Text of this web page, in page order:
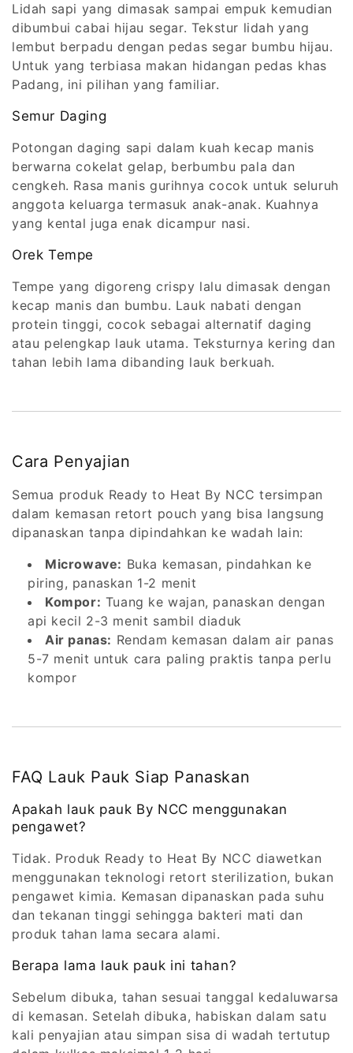
Lidah sapi yang dimasak sampai empuk kemudian
dibumbui cabai hijau segar. Tekstur lidah yang
lembut berpadu dengan pedas segar bumbu hijau.
Untuk yang terbiasa makan hidangan pedas khas
Padang, ini pilihan yang familiar.
Semur Daging
Potongan daging sapi dalam kuah kecap manis
berwarna cokelat gelap, berbumbu pala dan
cengkeh. Rasa manis gurihnya cocok untuk seluruh
anggota keluarga termasuk anak-anak. Kuahnya
yang kental juga enak dicampur nasi.
Orek Tempe
Tempe yang digoreng crispy lalu dimasak dengan
kecap manis dan bumbu. Lauk nabati dengan
protein tinggi, cocok sebagai alternatif daging
atau pelengkap lauk utama. Teksturnya kering dan
tahan lebih lama dibanding lauk berkuah.
Cara Penyajian
Semua produk Ready to Heat By NCC tersimpan
dalam kemasan retort pouch yang bisa langsung
dipanaskan tanpa dipindahkan ke wadah lain:
Microwave: Buka kemasan, pindahkan ke
piring, panaskan 1-2 menit
Kompor: Tuang ke wajan, panaskan dengan
api kecil 2-3 menit sambil diaduk
Air panas: Rendam kemasan dalam air panas
5-7 menit untuk cara paling praktis tanpa perlu
kompor
FAQ Lauk Pauk Siap Panaskan
Apakah lauk pauk By NCC menggunakan
pengawet?
Tidak. Produk Ready to Heat By NCC diawetkan
menggunakan teknologi retort sterilization, bukan
pengawet kimia. Kemasan dipanaskan pada suhu
dan tekanan tinggi sehingga bakteri mati dan
produk tahan lama secara alami.
Berapa lama lauk pauk ini tahan?
Sebelum dibuka, tahan sesuai tanggal kedaluwarsa
di kemasan. Setelah dibuka, habiskan dalam satu
kali penyajian atau simpan sisa di wadah tertutup